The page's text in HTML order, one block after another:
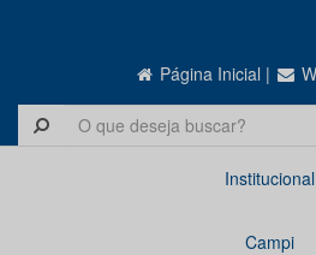
Página Inicial |
Institucional
Campi